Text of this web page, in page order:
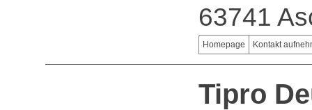
63741
Homepage Kontakt
Tipro